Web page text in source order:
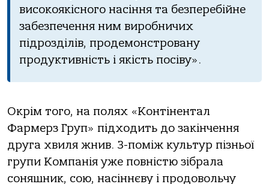
високоякісного насіння та безперебійне
забезпечення ним виробничих
підрозділів, продемонстровану
продуктивність і якість посіву».
Окрім того, на полях «Контінентал
Фармерз Груп» підходить до закінчення
друга хвиля жнив. З-поміж культур пізньої
групи Компанія уже повністю зібрала
соняшник, сою, насіннєву і продовольчу